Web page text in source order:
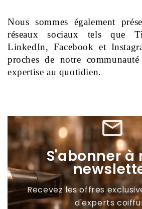
Nous sommes également
réseaux sociaux tels que
LinkedIn, Facebook et
proches de notre
expertise au quotidien.
mail_outline
S'abonner à
Recevez les offres
d'experts